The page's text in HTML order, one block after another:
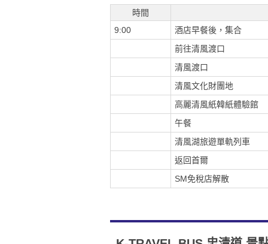
時間
9:00
酒店早餐後，集合
前往清風渡口
清風渡口
清風文化財團地
高麗清風紙韓紙體驗館
午餐
清風湖旅遊單軌列車
返回首爾
SM免稅店解散